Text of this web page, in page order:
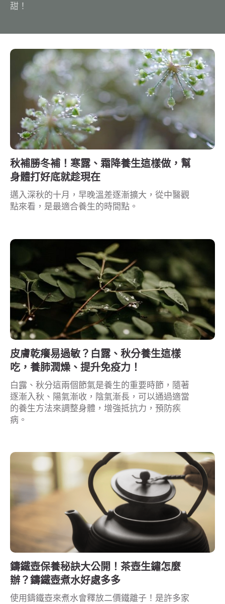
甜！
秋補勝冬補！寒露、霜降養生這樣做，幫
身體打好底就趁現在
邁入深秋的十月，早晚溫差逐漸擴大，從中醫觀
點來看，是最適合養生的時間點。
皮膚乾癢易過敏？白露、秋分養生這樣
吃，養肺潤燥、提升免疫力！
白露、秋分這兩個節氣是養生的重要時節，隨著
逐漸入秋、陽氣漸收，陰氣漸長，可以通過適當
的養生方法來調整身體，增強抵抗力，預防疾
病。
鑄鐵壺保養秘訣大公開！茶壺生鏽怎麼
辦？鑄鐵壺煮水好處多多
使用鑄鐵壺來煮水會釋放二價鐵離子！是許多家